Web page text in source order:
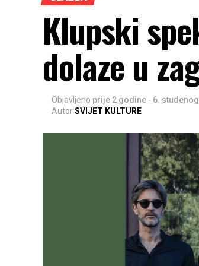
Klupski
dolaze u
Objavljeno prije 2 godine - 6.
AutorSVIJET KULTURE